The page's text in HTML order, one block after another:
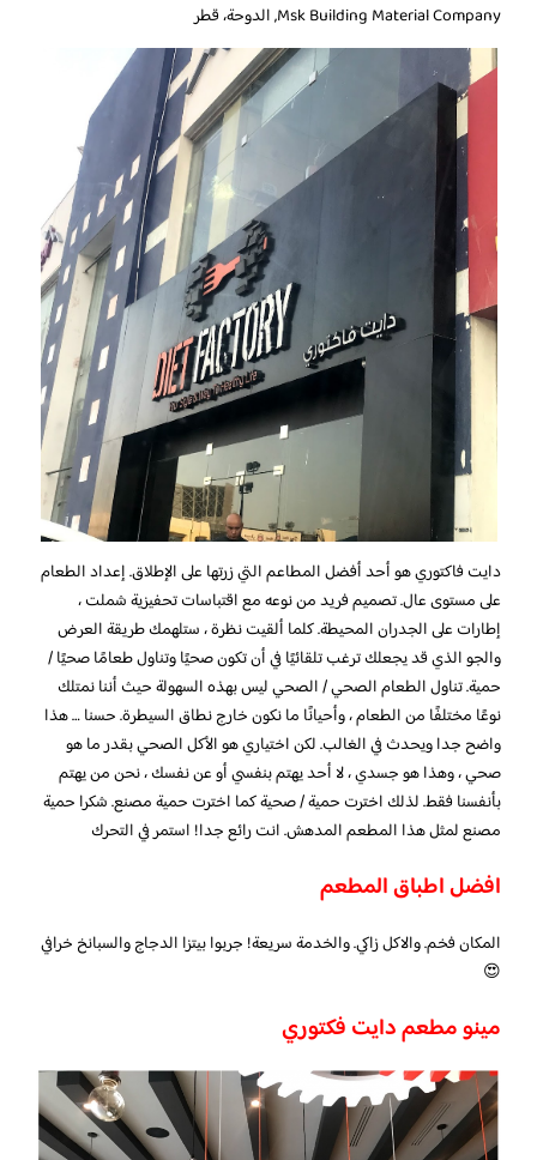
Msk Building Material Company, الدوحة، قطر
دايت فاكتوري هو أحد أفضل المطاعم التي زرتها على الإطلاق. إعداد الطعام
على مستوى عال. تصميم فريد من نوعه مع اقتباسات تحفيزية شملت ،
إطارات على الجدران المحيطة. كلما ألقيت نظرة ، ستلهمك طريقة العرض
والجو الذي قد يجعلك ترغب تلقائيًا في أن تكون صحيًا وتناول طعامًا صحيًا /
حمية. تناول الطعام الصحي / الصحي ليس بهذه السهولة حيث أننا نمتلك
نوعًا مختلفًا من الطعام ، وأحيانًا ما نكون خارج نطاق السيطرة. حسنا … هذا
واضح جدا ويحدث في الغالب. لكن اختياري هو الأكل الصحي بقدر ما هو
صحي ، وهذا هو جسدي ، لا أحد يهتم بنفسي أو عن نفسك ، نحن من يهتم
بأنفسنا فقط. لذلك اخترت حمية / صحية كما اخترت حمية مصنع. شكرا حمية
مصنع لمثل هذا المطعم المدهش. انت رائع جدا! استمر في التحرك
افضل اطباق المطعم
المكان فخم. والاكل زاكي. والخدمة سريعة! جربوا بيتزا الدجاج والسبانخ خرافي
😍
مينو مطعم دايت فكتوري